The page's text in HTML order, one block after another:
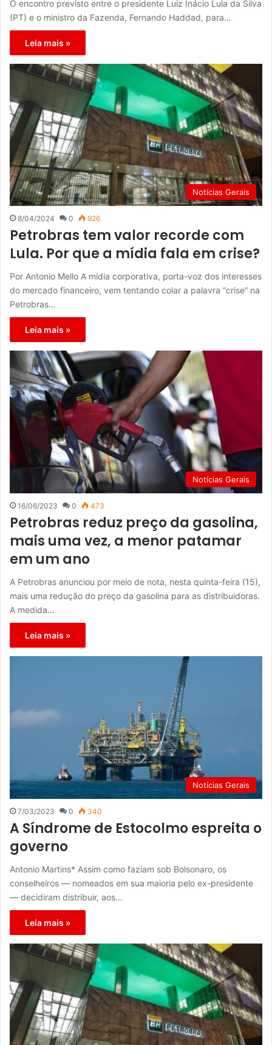
O encontro previsto entre o presidente Luiz Inácio Lula da Silva
(PT) e o ministro da Fazenda, Fernando Haddad, para…
Leia mais »
Notícias Gerais
8/04/2024 0 926
Petrobras tem valor recorde com
Lula. Por que a mídia fala em crise?
Por Antonio Mello A mídia corporativa, porta-voz dos interesses
do mercado financeiro, vem tentando colar a palavra “crise” na
Petrobras…
Leia mais »
Notícias Gerais
16/06/2023 0 473
Petrobras reduz preço da gasolina,
mais uma vez, a menor patamar
em um ano
A Petrobras anunciou por meio de nota, nesta quinta-feira (15),
mais uma redução do preço da gasolina para as distribuidoras.
A medida…
Leia mais »
Notícias Gerais
7/03/2023 0 340
A Síndrome de Estocolmo espreita o
governo
Antonio Martins* Assim como faziam sob Bolsonaro, os
conselheiros — nomeados em sua maioria pelo ex-presidente
— decidiram distribuir, aos…
Leia mais »